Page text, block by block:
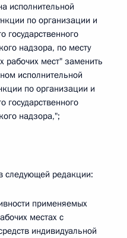
исполнительной
по организации и
государственного
надзора, по месту
рабочих мест" заменить
исполнительной
по организации и
государственного
надзора,";
следующей редакции:
применяемых
местах с
индивидуальной